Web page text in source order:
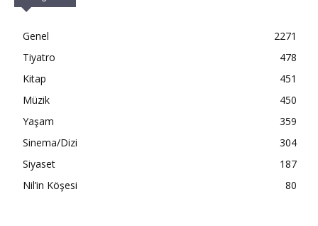
Genel
2271
Tiyatro
478
Kitap
451
Müzik
450
Yaşam
359
Sinema/Dizi
304
Siyaset
187
Nil’in Köşesi
80